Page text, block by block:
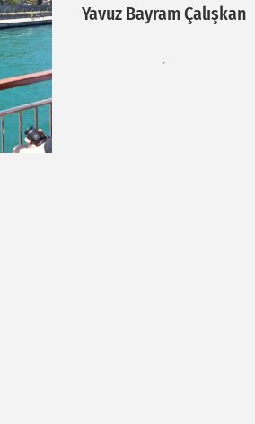
Yavuz Bayram Çalışkan